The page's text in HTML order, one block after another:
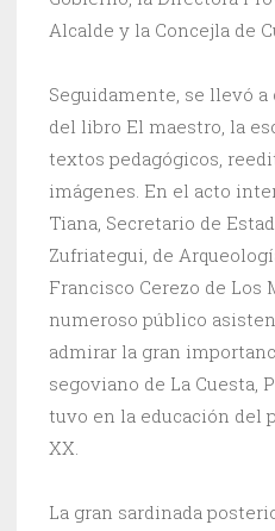
Alcalde y la Concejla de
Seguidamente, se llevó
del libro El maestro, la
textos pedagógicos,
imágenes. En el acto
Tiana, Secretario de
Zufriategui, de
Francisco Cerezo de Los
numeroso público
admirar la gran
segoviano de La Cuesta,
tuvo en la educación del
XX.
La gran sardinada